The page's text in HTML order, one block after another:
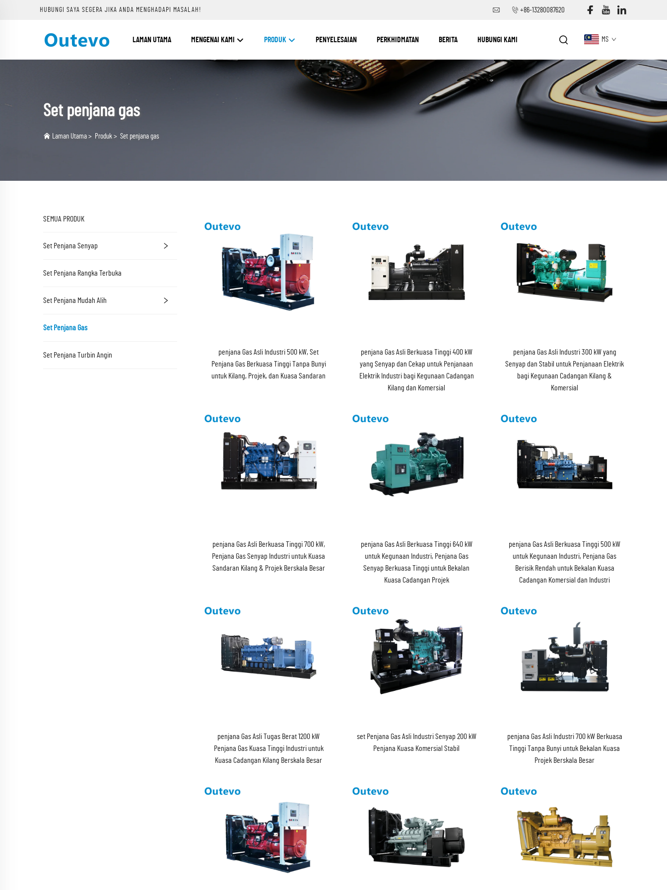
HUBUNGI SAYA SEGERA JIKA ANDA MENGHADAPI MASALAH! +86-13280087620
LAMAN UTAMA MENGENAI KAMI PRODUK PENYELESAIAN PERKHIDMATAN BERITA HUBUNGI KAMI MS
Set penjana gas
Laman Utama > Produk > Set penjana gas
SEMUA PRODUK
Set Penjana Senyap
Set Penjana Rangka Terbuka
Set Penjana Mudah Alih
Set Penjana Gas
Set Penjana Turbin Angin
penjana Gas Asli Industri 500 kW, Set
Penjana Gas Berkuasa Tinggi Tanpa Bunyi
untuk Kilang, Projek, dan Kuasa Sandaran
penjana Gas Asli Berkuasa Tinggi 400 kW
yang Senyap dan Cekap untuk Penjanaan
Elektrik Industri bagi Kegunaan Cadangan
Kilang dan Komersial
penjana Gas Asli Industri 300 kW yang
Senyap dan Stabil untuk Penjanaan Elektrik
bagi Kegunaan Cadangan Kilang &
Komersial
penjana Gas Asli Berkuasa Tinggi 700 kW,
Penjana Gas Senyap Industri untuk Kuasa
Sandaran Kilang & Projek Berskala Besar
penjana Gas Asli Berkuasa Tinggi 640 kW
untuk Kegunaan Industri, Penjana Gas
Senyap Berkuasa Tinggi untuk Bekalan
Kuasa Cadangan Projek
penjana Gas Asli Berkuasa Tinggi 500 kW
untuk Kegunaan Industri, Penjana Gas
Berisik Rendah untuk Bekalan Kuasa
Cadangan Komersial dan Industri
penjana Gas Asli Tugas Berat 1200 kW
Penjana Gas Kuasa Tinggi Industri untuk
Kuasa Cadangan Kilang Berskala Besar
set Penjana Gas Asli Industri Senyap 200 kW
Penjana Kuasa Komersial Stabil
penjana Gas Asli Industri 700 kW Berkuasa
Tinggi Tanpa Bunyi untuk Bekalan Kuasa
Projek Berskala Besar